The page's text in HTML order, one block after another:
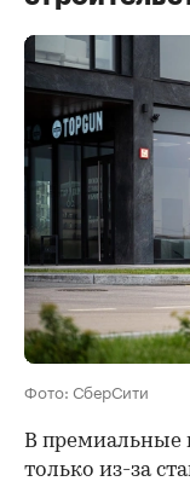
Фото: СберСити
В премиальные
только из-за